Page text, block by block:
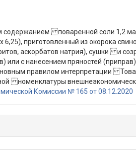
поваренной соли 1,2
приготовленный из окорока
аскорбатов натрия), сушки и
или с нанесением пряностей
правилом интерпретации
номенклатуры
Комиссии № 165 от 08.12.2020